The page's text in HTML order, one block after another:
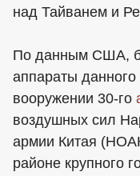
над Тайванем и
По данным США,
аппараты данного
вооружении 30-го
воздушных сил
армии Китая
районе крупного